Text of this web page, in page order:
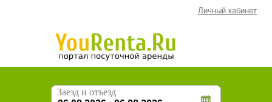
Личный кабинет
Заезд и отъезд